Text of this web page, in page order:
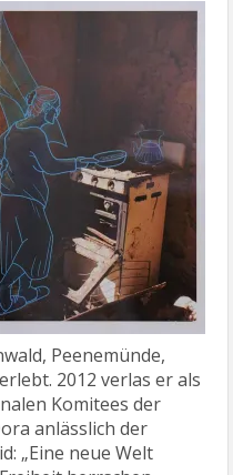
Peenemünde,
2012 verlas er als
Komitees der
anlässlich der
„Eine neue Welt